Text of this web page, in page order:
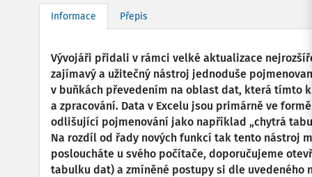
Informace Přepis
Vývojáři přidali v rámci velké aktualizace
zajímavý a užitečný nástroj jednoduše
v buňkách převedením na oblast dat, která tímto
a zpracování. Data v Excelu jsou primárně ve
odlišující pojmenování jako například „chytrá
Na rozdíl od řady nových funkcí tak tento nástroj
posloucháte u svého počítače, doporučujeme
tabulku dat) a zmíněné postupy si dle uvedeného